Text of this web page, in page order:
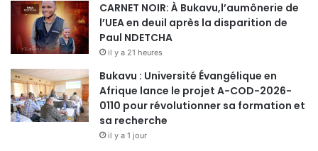
CARNET NOIR: À Bukavu,l’aumônerie de
l’UEA en deuil après la disparition de
Paul NDETCHA
il y a 21 heures
Bukavu : Université Évangélique en
Afrique lance le projet A-COD-2026-
0110 pour révolutionner sa formation et
sa recherche
il y a 1 jour